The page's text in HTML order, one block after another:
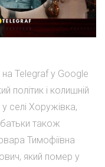
на Telegraf у Google
політик і колишній
селі Хоружівка,
також
Тимофіївна
який помер у